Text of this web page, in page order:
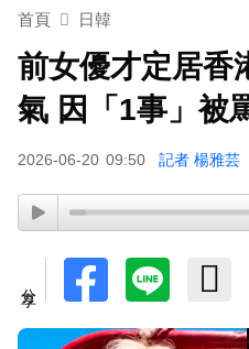
下載東森App，隨時
曾號召反女權集會！
首頁 日韓
前女優才定居香
氣 因「1事」被
2026-06-20 09:50 記者 楊雅芸